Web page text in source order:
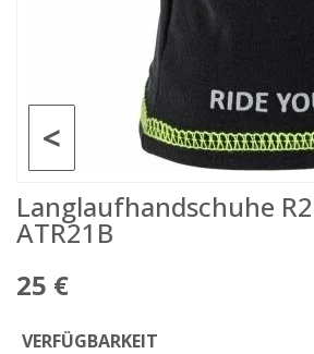
<
Langlaufhandschuhe
ATR21B
25 €
VERFÜGBARKEIT